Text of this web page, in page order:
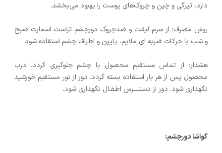
دارد، تیرگی و چین و چروک‌های پوست را بهبود می‌بخشد.
روش مصرف: از سرم لیفت و ضدچروک دورچشم تراست اسمارت صبح
و شب با حرکات ضربه ای ملایم، پایین و اطراف چشم استفاده شود.
هشدار: از تماس مستقیم محصول با چشم جلوگیری گردد. درب
محصول پس از هر بار استفاده بسته گردد. دور از نور مستقیم خورشید
نگهداری شود. دور از دستــــرس اطفـال نگهداری شود.
گواشا دورچشم: